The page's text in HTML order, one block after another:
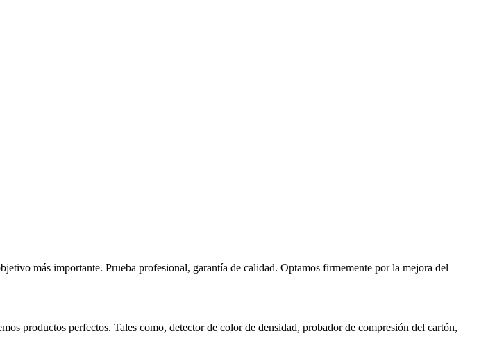
más importante. Prueba profesional, garantía de calidad. Optamos firmemente por la mejora del
productos perfectos. Tales como, detector de color de densidad, probador de compresión del cartón,